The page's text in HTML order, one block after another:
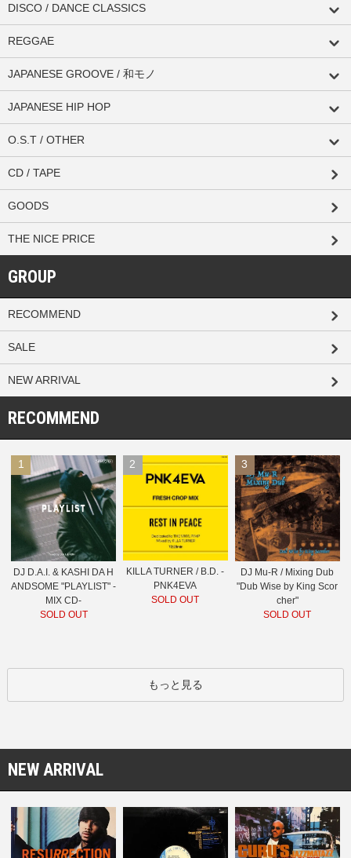
DISCO / DANCE CLASSICS
REGGAE
JAPANESE GROOVE / 和モノ
JAPANESE HIP HOP
O.S.T / OTHER
CD / TAPE
GOODS
THE NICE PRICE
GROUP
RECOMMEND
SALE
NEW ARRIVAL
RECOMMEND
1
DJ D.A.I. & KASHI DA H
ANDSOME "PLAYLIST" -
MIX CD-
SOLD OUT
2
KILLA TURNER / B.D. -
PNK4EVA
SOLD OUT
3
DJ Mu-R / Mixing Dub
"Dub Wise by King Scor
cher"
SOLD OUT
もっと見る
NEW ARRIVAL